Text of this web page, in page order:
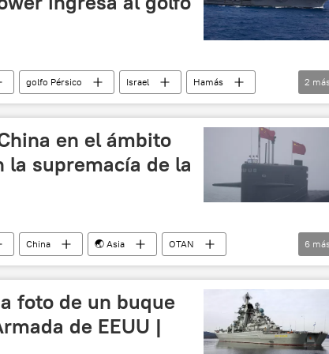
golfo Pérsico Israel
Hamás
🛡️ Fuerzas Armadas
2 más
en el ámbito
la supremacía de la
China 🌏 Asia
OTAN
Rusia carrera armamentista
flota
6 más
foto de un buque
de EEUU |